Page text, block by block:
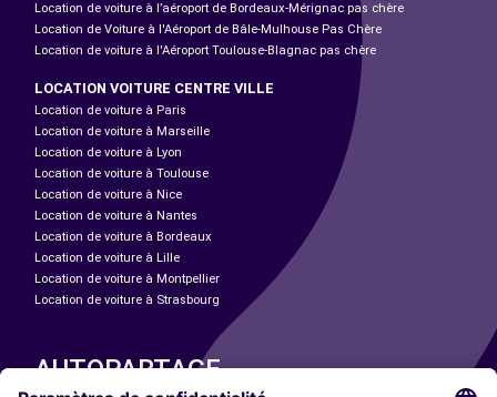
Location de voiture à l’aéroport de Bordeaux-Mérignac pas chère
Location de Voiture à l'Aéroport de Bâle-Mulhouse Pas Chère
Location de voiture à l'Aéroport Toulouse-Blagnac pas chère
LOCATION VOITURE CENTRE VILLE
Location de voiture à Paris
Location de voiture à Marseille
Location de voiture à Lyon
Location de voiture à Toulouse
Location de voiture à Nice
Location de voiture à Nantes
Location de voiture à Bordeaux
Location de voiture à Lille
Location de voiture à Montpellier
Location de voiture à Strasbourg
AUTOPARTAGE